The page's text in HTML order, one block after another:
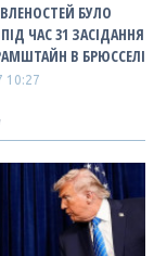
БУЛО
ЧАС 31 ЗАСІДАННЯ
В БРЮССЕЛІ
10:27